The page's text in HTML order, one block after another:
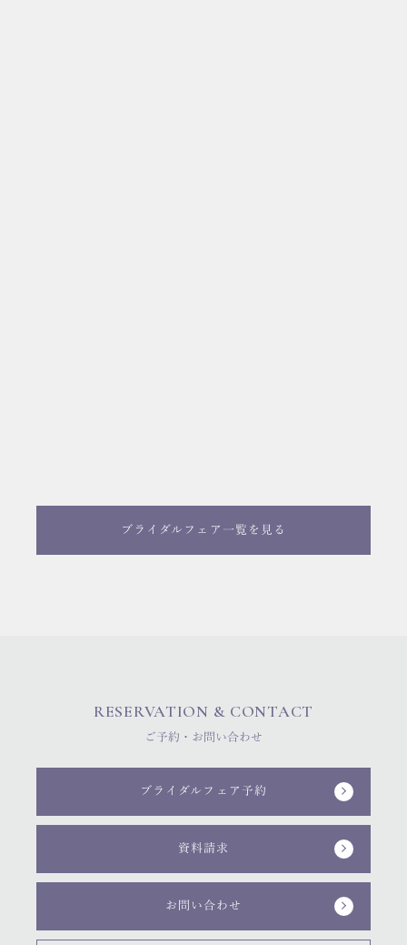
ブライダルフェア一覧を見る
RESERVATION & CONTACT
ご予約・お問い合わせ
ブライダルフェア予約
資料請求
お問い合わせ